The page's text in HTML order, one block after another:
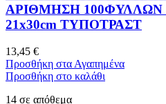
ΑΡΙΘΜΗΣΗ
21x30cm ΤΥΠΟΤΡΑΣΤ
13,45 €
Προσθήκη στα Αγαπημένα
Προσθήκη στο καλάθι
14 σε απόθεμα